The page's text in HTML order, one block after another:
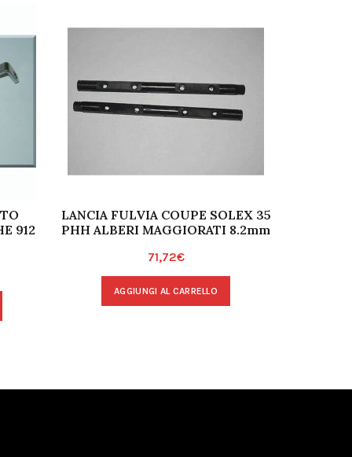
912
LANCIA FULVIA COUPE SOLEX 35
PHH ALBERI MAGGIORATI 8.2mm
71,72€
AGGIUNGI AL CARRELLO